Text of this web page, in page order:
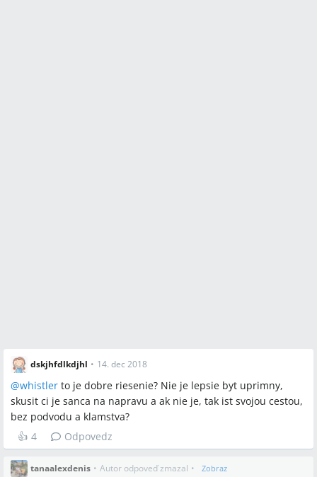
dskjhfdlkdjhl • 14. dec 2018
@whistler to je dobre riesenie? Nie je lepsie byt uprimny,
skusit ci je sanca na napravu a ak nie je, tak ist svojou cestou,
bez podvodu a klamstva?
👍 4 Odpovedz
tanaalexdenis • Autor odpoveď zmazal • Zobraz